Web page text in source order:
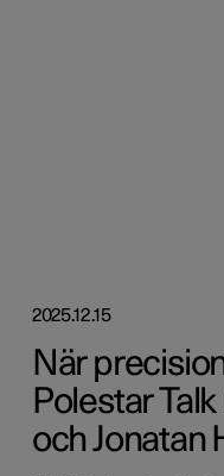
2025.12.15
När
Polestar
och Jonatan